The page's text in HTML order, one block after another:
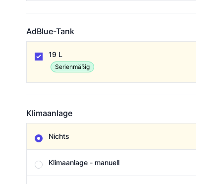
AdBlue-Tank
19 L
Serienmäßig
Klimaanlage
Nichts
Klimaanlage - manuell